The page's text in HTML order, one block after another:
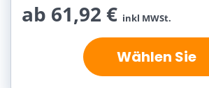
ab 61,92 € inkl MWSt.
Wählen Sie